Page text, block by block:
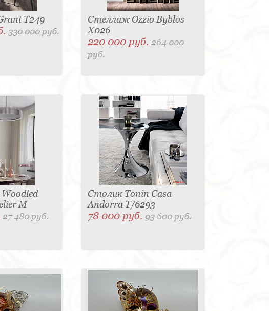
T249
330 000 руб.
Стеллаж Ozzio Byblos
X026
220 000 руб.264 000
руб.
M
27 480 руб.
Столик Tonin Casa
Andorra T/6293
78 000 руб.93 600 руб.